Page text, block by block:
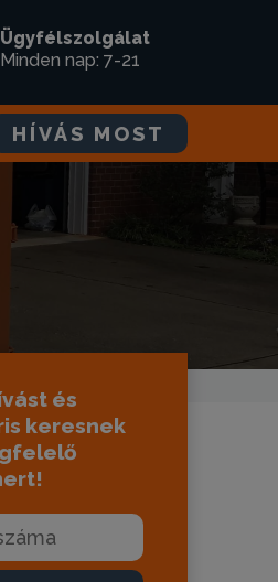
Ügyfélszolgálat
Minden nap: 7-21
HÍVÁS MOST
és
keresnek